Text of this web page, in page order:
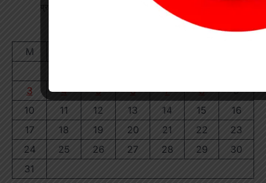
प्रधान पाठक पर हमला, स्कूल का चपरासी गिरफ्तार
M
3
4 5 6 7 8
9
10
11 12 13 14 15
16
17
18 19 20 21 22
23
24
25 26 27 28 29
30
31